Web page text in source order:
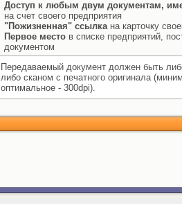
Доступ к любым двум документам,
на счет своего предприятия
"Пожизненная" ссылкана карточку
Первое место в списке предприятий,
документом
Передаваемый документ должен быть
либо сканом с печатного оригинала
оптимальное - 300dpi).